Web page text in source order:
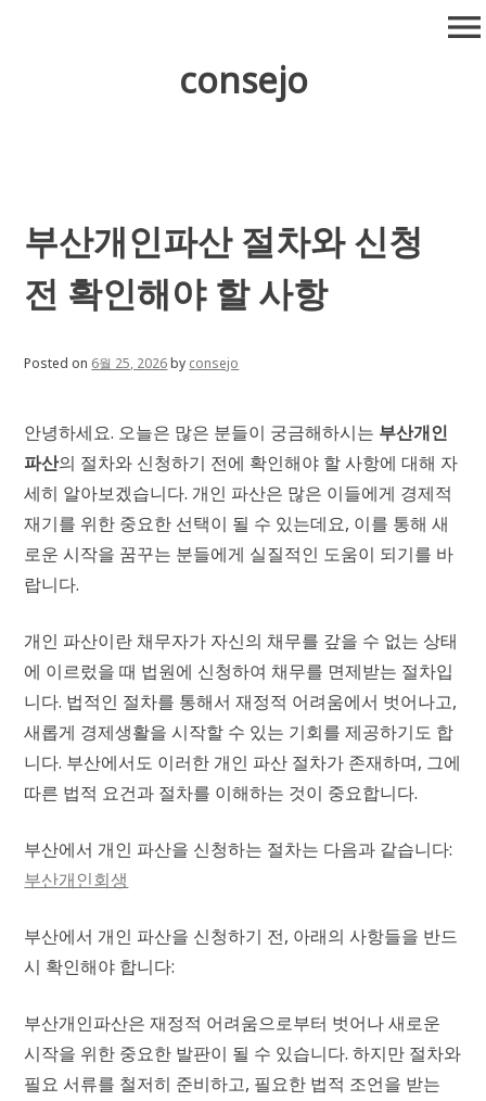
consejo
menu
부산개인파산 절차와 신청
전 확인해야 할 사항
Posted on 6월 25, 2026by consejo
안녕하세요. 오늘은 많은 분들이 궁금해하시는 부산개인
파산의 절차와 신청하기 전에 확인해야 할 사항에 대해 자
세히 알아보겠습니다. 개인 파산은 많은 이들에게 경제적
재기를 위한 중요한 선택이 될 수 있는데요, 이를 통해 새
로운 시작을 꿈꾸는 분들에게 실질적인 도움이 되기를 바
랍니다.
개인 파산이란 채무자가 자신의 채무를 갚을 수 없는 상태
에 이르렀을 때 법원에 신청하여 채무를 면제받는 절차입
니다. 법적인 절차를 통해서 재정적 어려움에서 벗어나고,
새롭게 경제생활을 시작할 수 있는 기회를 제공하기도 합
니다. 부산에서도 이러한 개인 파산 절차가 존재하며, 그에
따른 법적 요건과 절차를 이해하는 것이 중요합니다.
부산에서 개인 파산을 신청하는 절차는 다음과 같습니다:
부산개인회생
부산에서 개인 파산을 신청하기 전, 아래의 사항들을 반드
시 확인해야 합니다:
부산개인파산은 재정적 어려움으로부터 벗어나 새로운
시작을 위한 중요한 발판이 될 수 있습니다. 하지만 절차와
필요 서류를 철저히 준비하고, 필요한 법적 조언을 받는